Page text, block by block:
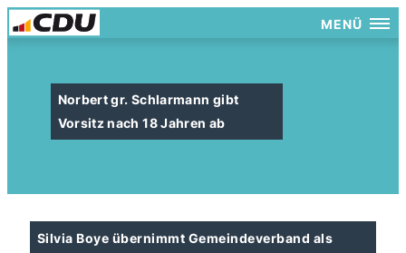
MENÜ
Norbert gr. Schlarmann gibt
Vorsitz nach 18 Jahren ab
Silvia Boye übernimmt Gemeindeverband als